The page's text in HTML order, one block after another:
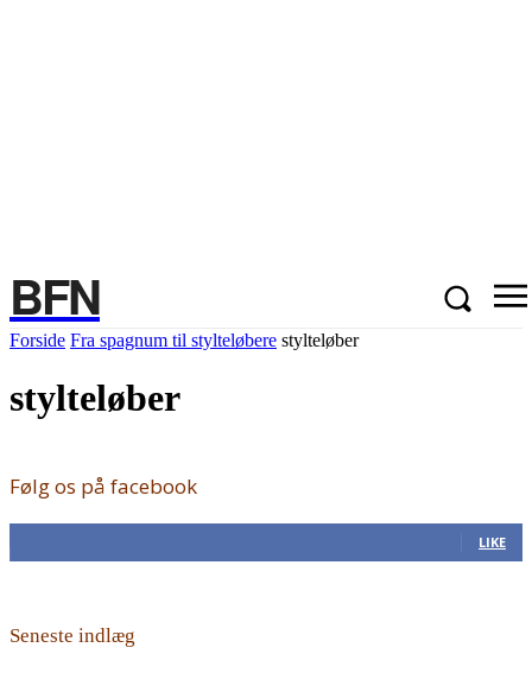
BFN
Forside Fra spagnum til stylteløbere stylteløber
stylteløber
Følg os på facebook
LIKE
Seneste indlæg